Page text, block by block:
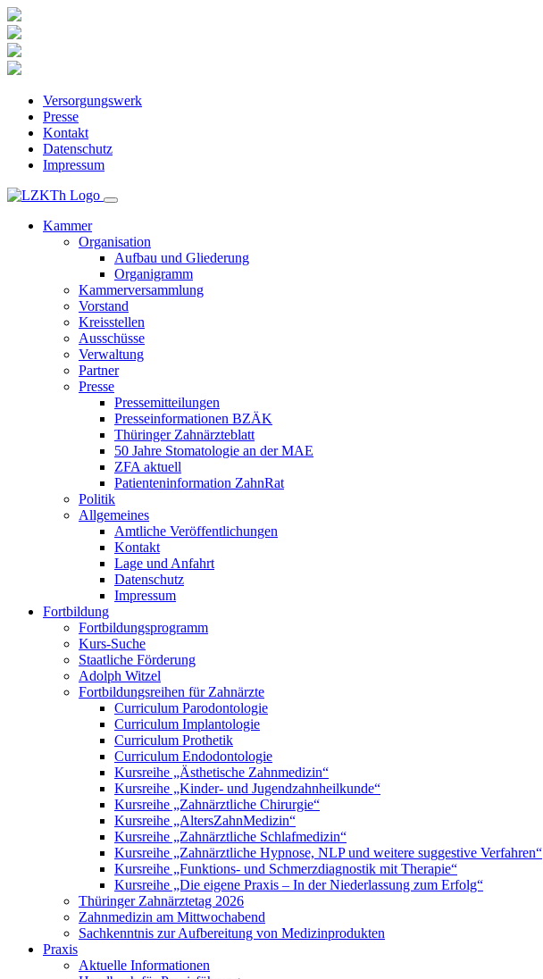
Versorgungswerk
Presse
Kontakt
Datenschutz
Impressum
Kammer
Organisation
Aufbau und Gliederung
Organigramm
Kammerversammlung
Vorstand
Kreisstellen
Ausschüsse
Verwaltung
Partner
Presse
Pressemitteilungen
Presseinformationen BZÄK
Thüringer Zahnärzteblatt
50 Jahre Stomatologie an der MAE
ZFA aktuell
Patienteninformation ZahnRat
Politik
Allgemeines
Amtliche Veröffentlichungen
Kontakt
Lage und Anfahrt
Datenschutz
Impressum
Fortbildung
Fortbildungsprogramm
Kurs-Suche
Staatliche Förderung
Adolph Witzel
Fortbildungsreihen für Zahnärzte
Curriculum Parodontologie
Curriculum Implantologie
Curriculum Prothetik
Curriculum Endodontologie
Kursreihe „Ästhetische Zahnmedizin“
Kursreihe „Kinder- und Jugendzahnheilkunde“
Kursreihe „Zahnärztliche Chirurgie“
Kursreihe „AltersZahnMedizin“
Kursreihe „Zahnärztliche Schlafmedizin“
Kursreihe „Zahnärztliche Hypnose, NLP und weitere suggestive Verfahren“
Kursreihe „Funktions- und Schmerzdiagnostik mit Therapie“
Kursreihe „Die eigene Praxis – In der Niederlassung zum Erfolg“
Thüringer Zahnärztetag 2026
Zahnmedizin am Mittwochabend
Sachkenntnis zur Aufbereitung von Medizinprodukten
Praxis
Aktuelle Informationen